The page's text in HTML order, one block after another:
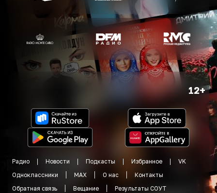
12+
Радио Новости Подкасты Избранное
VK
Одноклассники
MAX О нас
Контакты
Обратная связь
Вещание
Результаты СОУТ